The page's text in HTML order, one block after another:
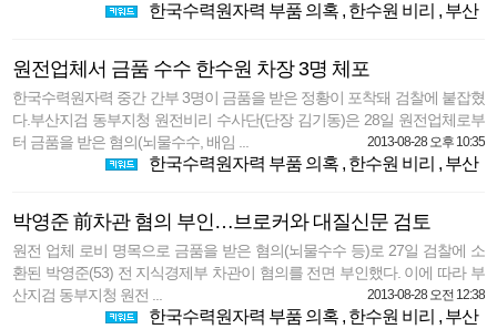
한국수력원자력 부품 의혹, 한수원 비리 , 부산
원전업체서 금품 수수 한수원 차장 3명 체포
한국수력원자력 중간 간부 3명이 금품을 받은 정황이 포착돼 검찰에 붙잡혔
다.부산지검 동부지청 원전비리 수사단(단장 김기동)은 28일 원전업체로부
터 금품을 받은 혐의(뇌물수수, 배임 ...
2013-08-28 오후 10:35
한국수력원자력 부품 의혹, 한수원 비리 , 부산
박영준 前차관 혐의 부인…브로커와 대질신문 검토
원전 업체 로비 명목으로 금품을 받은 혐의(뇌물수수 등)로 27일 검찰에 소
환된 박영준(53) 전 지식경제부 차관이 혐의를 전면 부인했다. 이에 따라 부
산지검 동부지청 원전 ...
2013-08-28 오전 12:38
한국수력원자력 부품 의혹, 한수원 비리 , 부산